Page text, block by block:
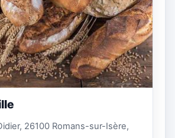
26100 Romans-sur-Isère,